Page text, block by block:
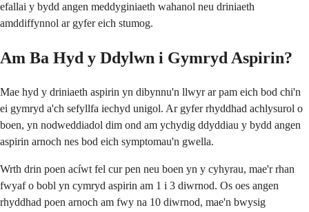
efallai y bydd angen meddyginiaeth wahanol neu driniaeth
amddiffynnol ar gyfer eich stumog.
Am Ba Hyd y Ddylwn i Gymryd Aspirin?
Mae hyd y driniaeth aspirin yn dibynnu'n llwyr ar pam eich bod chi'n
ei gymryd a'ch sefyllfa iechyd unigol. Ar gyfer rhyddhad achlysurol o
boen, yn nodweddiadol dim ond am ychydig ddyddiau y bydd angen
aspirin arnoch nes bod eich symptomau'n gwella.
Wrth drin poen acíwt fel cur pen neu boen yn y cyhyrau, mae'r rhan
fwyaf o bobl yn cymryd aspirin am 1 i 3 diwrnod. Os oes angen
rhyddhad poen arnoch am fwy na 10 diwrnod, mae'n bwysig